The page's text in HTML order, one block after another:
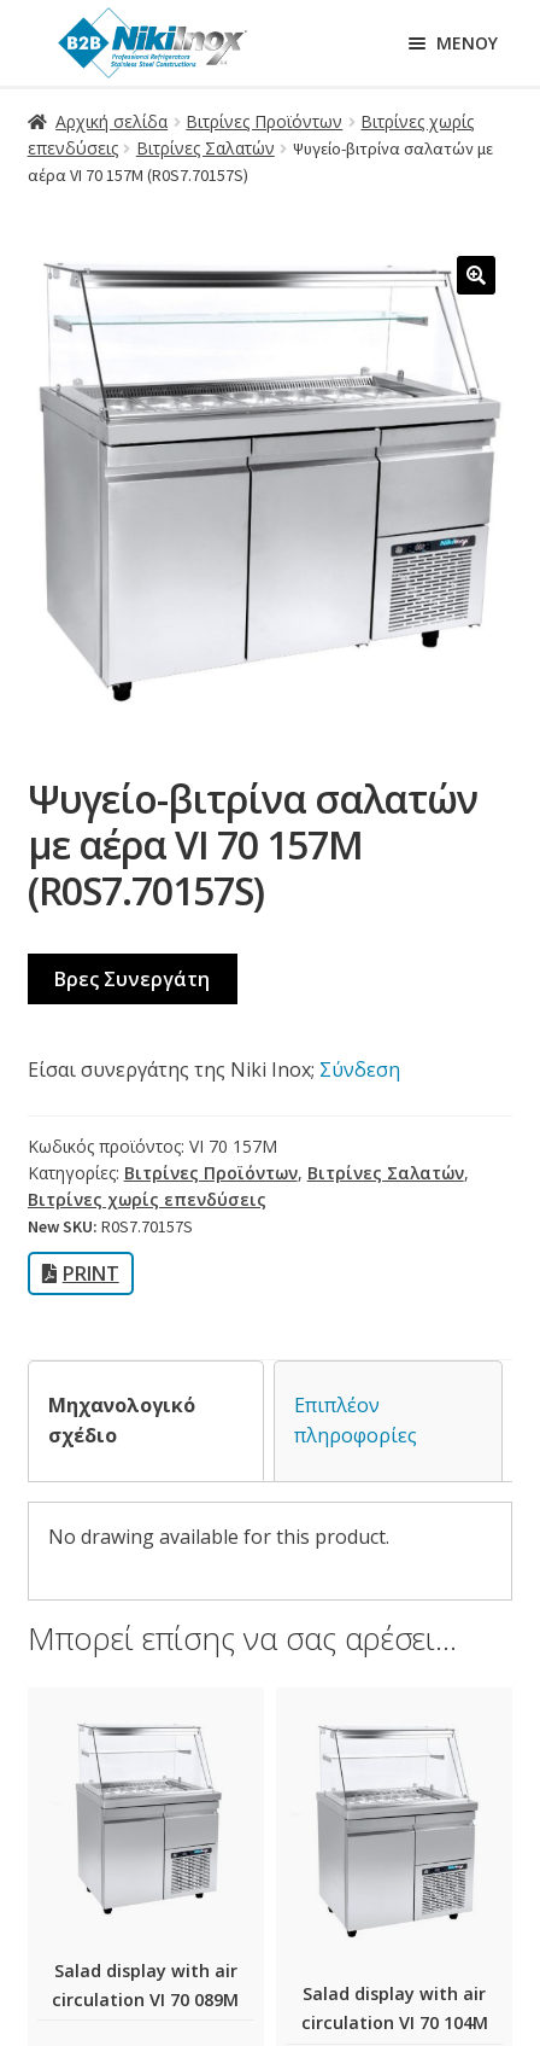
ΜΕΝΟΎ
Αρχική σελίδα Βιτρίνες Προϊόντων
Βιτρίνες χωρίς
επενδύσεις
Βιτρίνες Σαλατών
Ψυγείο-βιτρίνα σαλατών με
αέρα VI 70 157M (R0S7.70157S)
Ψυγείο-βιτρίνα σαλατών
με αέρα VI 70 157M
(R0S7.70157S)
Βρες Συνεργάτη
Είσαι συνεργάτης της Niki Inox; Σύνδεση
Κωδικός προϊόντος: VI 70 157M
Κατηγορίες: Βιτρίνες Προϊόντων, Βιτρίνες Σαλατών,
Βιτρίνες χωρίς επενδύσεις
New SKU: R0S7.70157S
PRINT
Μηχανολογικό
σχέδιο
Επιπλέον
πληροφορίες
No drawing available for this product.
Μπορεί επίσης να σας αρέσει…
Salad display with air
circulation VI 70 134M
(R0S7.70134S)